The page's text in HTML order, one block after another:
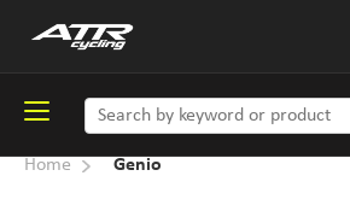
Home Genio